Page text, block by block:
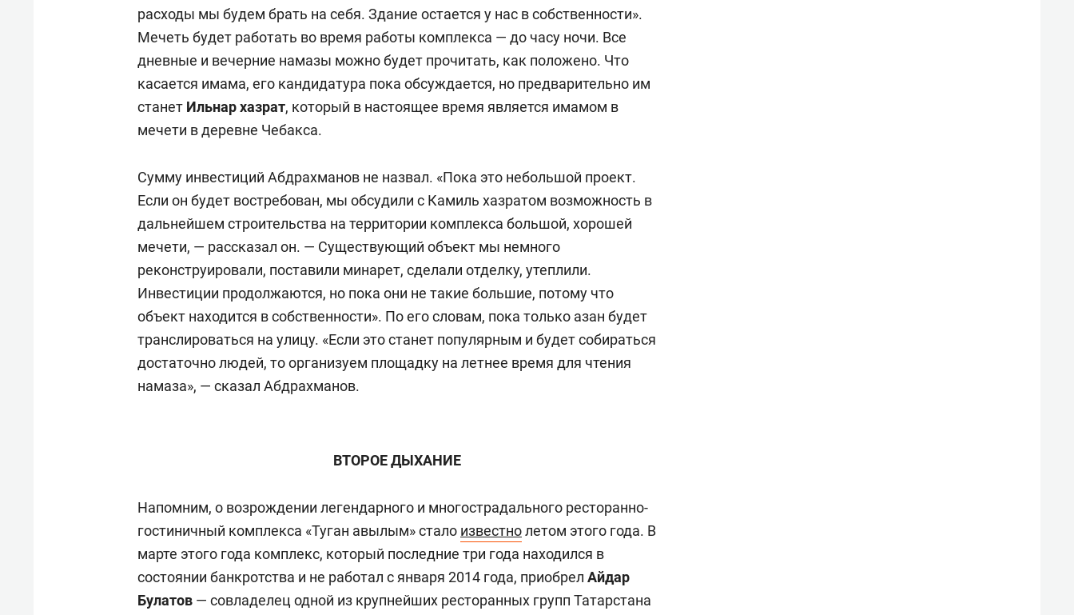
расходы мы будем брать на себя. Здание остается у нас в собственности».
Мечеть будет работать во время работы комплекса — до часу ночи. Все
дневные и вечерние намазы можно будет прочитать, как положено. Что
касается имама, его кандидатура пока обсуждается, но предварительно им
станет Ильнар хазрат, который в настоящее время является имамом в
мечети в деревне Чебакса.
Сумму инвестиций Абдрахманов не назвал. «Пока это небольшой проект.
Если он будет востребован, мы обсудили с Камиль хазратом возможность в
дальнейшем строительства на территории комплекса большой, хорошей
мечети, — рассказал он. — Существующий объект мы немного
реконструировали, поставили минарет, сделали отделку, утеплили.
Инвестиции продолжаются, но пока они не такие большие, потому что
объект находится в собственности». По его словам, пока только азан будет
транслироваться на улицу. «Если это станет популярным и будет собираться
достаточно людей, то организуем площадку на летнее время для чтения
намаза», — сказал Абдрахманов.
ВТОРОЕ ДЫХАНИЕ
Напомним, о возрождении легендарного и многострадального ресторанно-
гостиничный комплекса «Туган авылым» стало известнолетом этого года. В
марте этого года комплекс, который последние три года находился в
состоянии банкротства и не работал с января 2014 года, приобрел Айдар
Булатов — совладелец одной из крупнейших ресторанных групп Татарстана